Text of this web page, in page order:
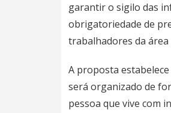
garantir o sigilo das
obrigatoriedade de
trabalhadores da área
A proposta
será organizado de
pessoa que vive com